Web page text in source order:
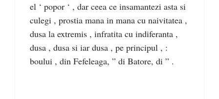
el ‘ popor ‘ , dar ceea ce insamantezi asta si
culegi , prostia mana in mana cu naivitatea ,
dusa la extremis , infratita cu indiferanta ,
dusa , dusa si iar dusa , pe principul , :
boului , din Fefeleaga, ” di Batore, di ” .